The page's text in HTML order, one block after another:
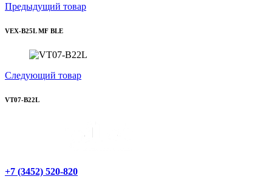
Предыдущий товар
VEX-B25L MF BLE
Следующий товар
VT07-B22L
+7 (3452) 520-820